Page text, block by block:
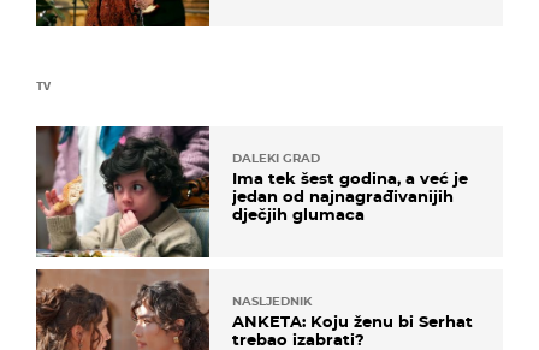
TV
DALEKI GRAD
Ima tek šest godina, a već je
jedan od najnagrađivanijih
dječjih glumaca
NASLJEDNIK
ANKETA: Koju ženu bi Serhat
trebao izabrati?